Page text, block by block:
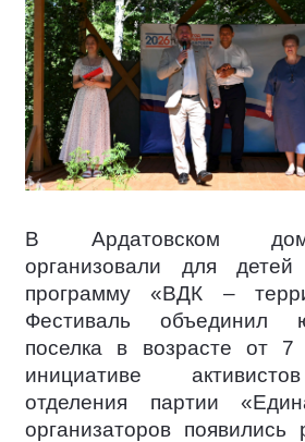
В Ардатовском
организовали для детей
программу «ВДК –
Фестиваль объединил
поселка в возрасте от
инициативе
отделения партии
организаторов появились